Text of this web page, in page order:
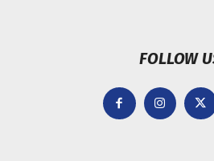
FOLLOW